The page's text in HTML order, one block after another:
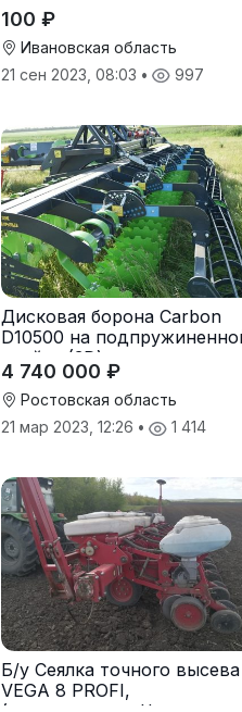
100 ₽
Ивановская область
21 сен 2023, 08:03 • 997
Дисковая борона Carbon
D10500 на
стойке (3D)
4 740 000 ₽
Ростовская область
21 мар 2023, 12:26 • 1 414
Б/у Сеялка точного высева
VEGA 8 PROFI,